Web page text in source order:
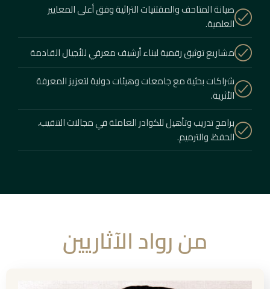
صيانة المتاحف والمقتنيات التراثية وفق أعلى المعايير
العلمية.
مشاريع توثيق رقمية لبناء أرشيف معرفي للأجيال القادمة
شراكات بحثية مع جامعات وهيئات دولية لتعزيز المعرفة
الأثرية.
برامج تدريب وتأهيل للكوادر العاملة في مجالات التنقيب،
الحفظ، والترميم.
من رواد الآثاريين